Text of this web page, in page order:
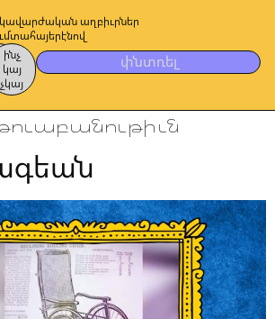
աղբիւրներ
ինչ
կայ
չկայ
փնտռել